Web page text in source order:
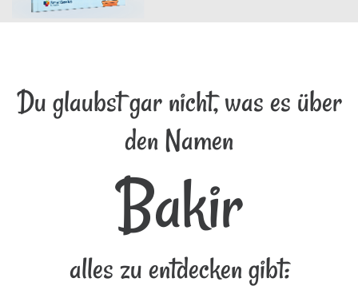
Du glaubst gar nicht, was es über
den Namen
Bakir
alles zu entdecken gibt: